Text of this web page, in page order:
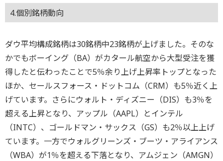
4.個別銘柄動向
ダウ平均構成銘柄は30銘柄中23銘柄が上げました。そのな
かでもボーイング（BA）がカタール航空から大型受注を獲
得したと伝わったことで5％余り上げ上昇率トップとなった
ほか、セールスフォース・ドットコム（CRM）も5％近く上
げています。さらにウォルト・ディズニー（DIS）も3％を
超える上昇となり、アップル（AAPL）とインテル
（INTC）、ゴールドマン・サックス（GS）も2％以上上げ
ています。一方でウォルグリーンズ・ブーツ・アライアンス
（WBA）が1％を超える下落となり、アムジェン（AMGN）